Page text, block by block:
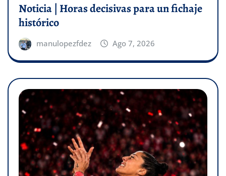
Noticia | Horas decisivas para un fichaje
histórico
manulopezfdez Ago 7, 2026